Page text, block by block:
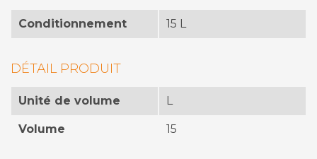
Conditionnement 15 L
DÉTAIL PRODUIT
Unité de volume L
Volume 15